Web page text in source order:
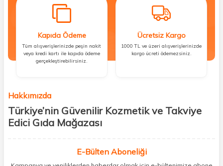
Kapıda Ödeme
Tüm alışverişlerinizde peşin nakit
veya kredi kartı ile kapıda ödeme
gerçekleştirebilirsiniz.
Ücretsiz Kargo
1000 TL ve üzeri alışverişlerinizde
kargo ücreti ödemezsiniz.
Hakkımızda
Türkiye’nin Güvenilir Kozmetik ve Takviye
Edici Gıda Mağazası
kişisel bakım hem de takviye edici gıda ürünlerini sizlerle
buluşturuyoruz. Artık mağaza mağaza dolaşmanıza gerek yok;
E-Bülten Aboneliği